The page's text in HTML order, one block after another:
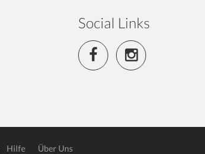
Social Links
Hilfe Über Uns